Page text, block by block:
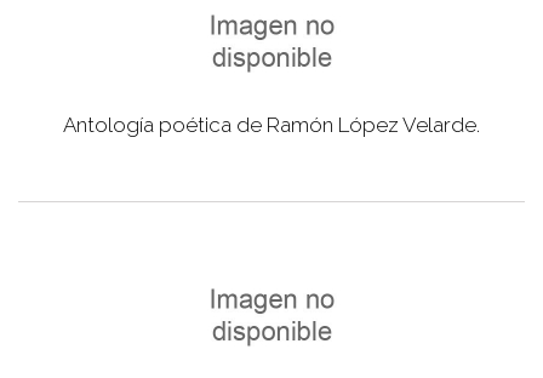
Antología poética de Ramón López Velarde.